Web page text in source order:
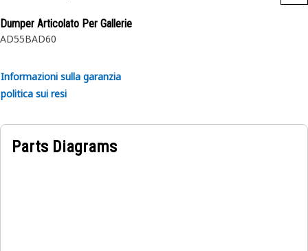
Dumper Articolato Per Gallerie
AD55BAD60
Informazioni sulla garanzia
politica sui resi
Parts Diagrams